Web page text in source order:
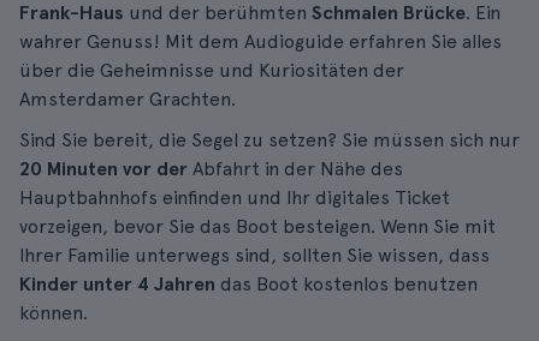
Frank-Haus und der berühmten Schmalen Brücke. Ein
wahrer Genuss! Mit dem Audioguide erfahren Sie alles
über die Geheimnisse und Kuriositäten der
Amsterdamer Grachten.
Sind Sie bereit, die Segel zu setzen? Sie müssen sich nur
20 Minuten vor der Abfahrt in der Nähe des
Hauptbahnhofs einfinden und Ihr digitales Ticket
vorzeigen, bevor Sie das Boot besteigen. Wenn Sie mit
Ihrer Familie unterwegs sind, sollten Sie wissen, dass
Kinder unter 4 Jahren das Boot kostenlos benutzen
können.